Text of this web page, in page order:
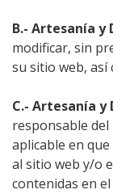
B.- Artesanía y
modificar, sin
su sitio web, así
C.- Artesanía y
responsable
aplicable en
al sitio web y/o
contenidas en